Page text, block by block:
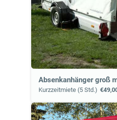
Kurzzeitmiete (5 Std.)